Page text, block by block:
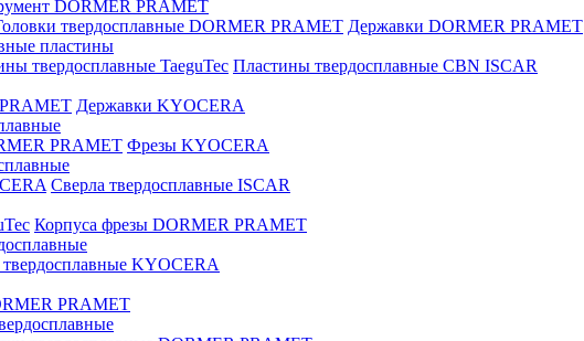
DORMER PRAMET
твердосплавные DORMER PRAMET Державки DORMER PRAMET
пластины
твердосплавные TaeguTec Пластины твердосплавные CBN ISCAR
Державки KYOCERA
PRAMET Фрезы KYOCERA
Сверла твердосплавные ISCAR
Корпуса фрезы DORMER PRAMET
твердосплавные KYOCERA
PRAMET